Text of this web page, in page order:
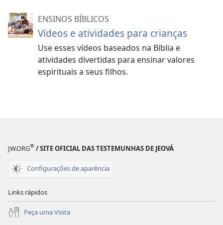
ENSINOS BÍBLICOS
Vídeos e atividades para crianças
Use esses vídeos baseados na Bíblia e
atividades divertidas para ensinar valores
espirituais a seus filhos.
JW.ORG® / SITE OFICIAL DAS TESTEMUNHAS DE JEOVÁ
Configurações de aparência
Links rápidos
Peça uma Visita